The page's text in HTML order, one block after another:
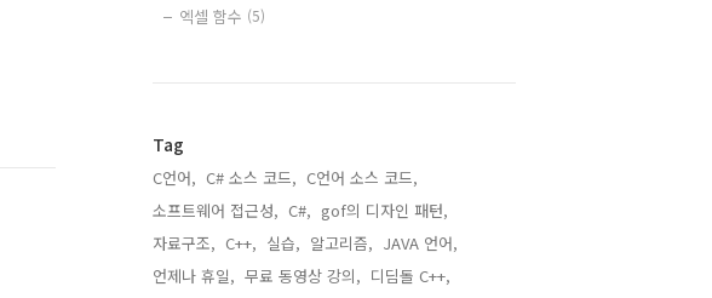
엑셀 함수 (5)
Tag
C언어, C# 소스 코드, C언어 소스 코드,
소프트웨어 접근성, C#, gof의 디자인 패턴,
자료구조, C++, 실습, 알고리즘, JAVA 언어,
언제나 휴일, 무료 동영상 강의, 디딤돌 C++,